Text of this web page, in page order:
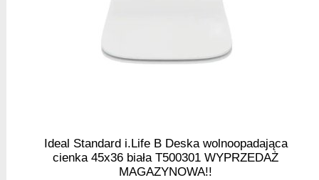
Ideal Standard i.Life B Deska wolnoopadająca
cienka 45x36 biała T500301 WYPRZEDAŻ
MAGAZYNOWA!!